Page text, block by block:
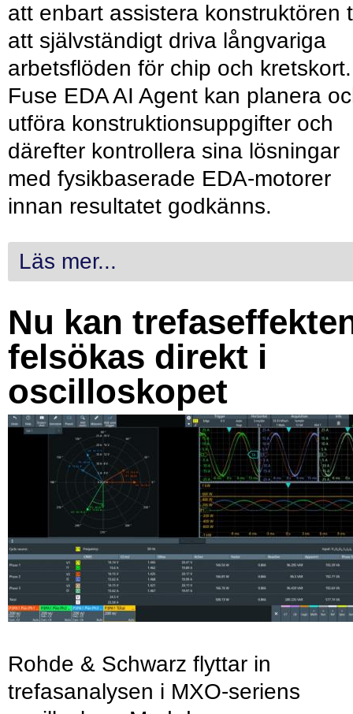
att enbart assistera konstruktören
att självständigt driva långvariga
arbetsflöden för chip och kretskort.
Fuse EDA AI Agent kan planera
utföra konstruktionsuppgifter och
därefter kontrollera sina lösningar
med fysikbaserade EDA-motorer
innan resultatet godkänns.
Läs mer...
Nu kan
felsökas direkt i
oscilloskopet
Rohde & Schwarz flyttar in
trefasanalysen i MXO-seriens